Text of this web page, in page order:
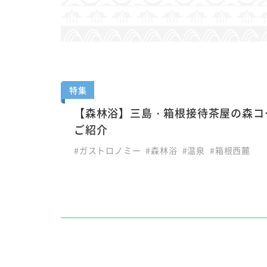
特集
【森林浴】三島・箱根接待茶屋の森
ご紹介
#ガストロノミー #森林浴 #温泉 #箱根西麓